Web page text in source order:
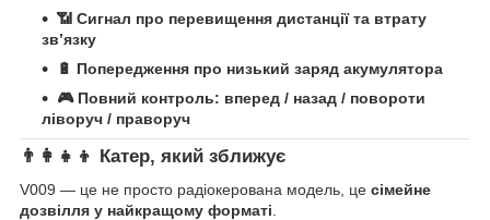
📶 Сигнал про перевищення дистанції та втрату
зв’язку
🔋 Попередження про низький заряд акумулятора
🎮 Повний контроль: вперед / назад / повороти
ліворуч / праворуч
👨‍👩‍👧‍👦 Катер, який зближує
V009 — це не просто радіокерована модель, це сімейне
дозвілля у найкращому форматі